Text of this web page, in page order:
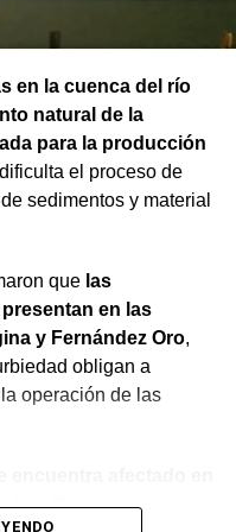
en la cuenca del río
natural de la
para la producción
el proceso de
sedimentos y material
que las
en las
y Fernández Oro,
obligan a
operación de las
Las Perlas,